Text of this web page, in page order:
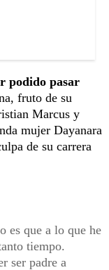
podido pasar
fruto de su
Marcus y
mujer Dayanara
de su carrera
es que a lo que he
tiempo.
ser padre a